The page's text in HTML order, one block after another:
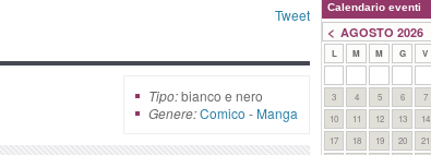
Tweet
Tipo:bianco e nero
Genere:Comico - Manga
Calendario eventi
< AGOSTO 2026
L M M G V
3
4 5 6 7
10
11 12 13 14
17
18 19 20 21